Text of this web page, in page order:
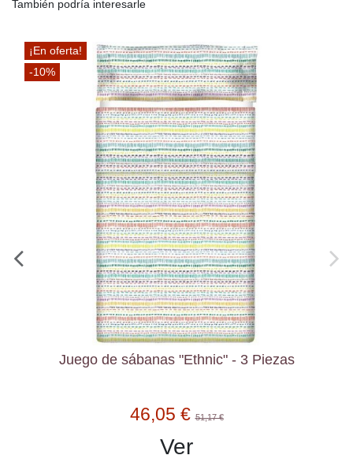
También podría interesarle
¡En oferta!
-10%
Juego de sábanas "Ethnic" - 3 Piezas
46,05 €51,17 €
Ver